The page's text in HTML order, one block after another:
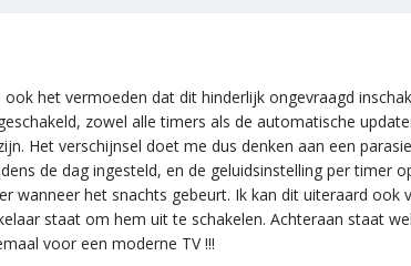
het vermoeden dat dit hinderlijk ongevraagd
zowel alle timers als de automatische
Het verschijnsel doet me dus denken aan een
de dag ingesteld, en de geluidsinstelling per timer
wanneer het snachts gebeurt. Ik kan dit uiteraard
staat om hem uit te schakelen. Achteraan staat
voor een moderne TV !!!